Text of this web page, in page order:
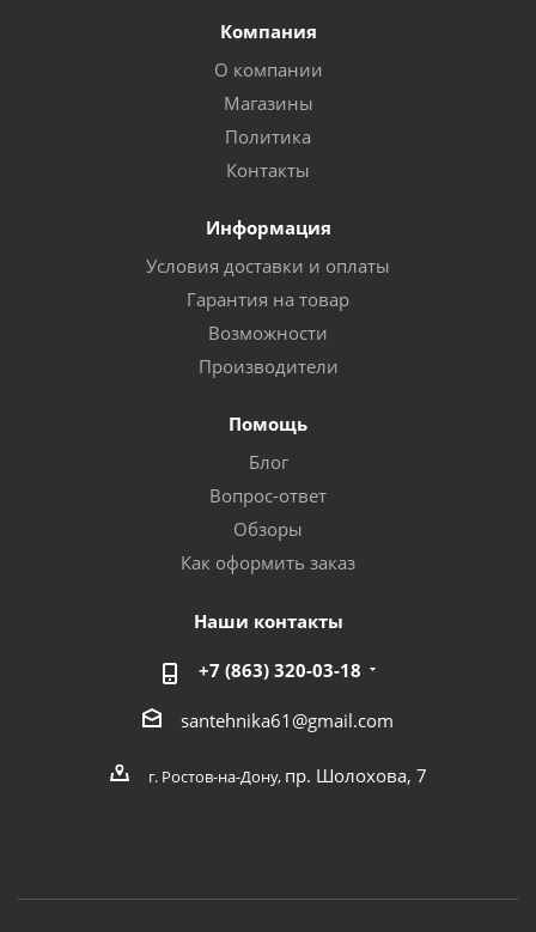
Компания
О компании
Магазины
Политика
Контакты
Информация
Условия доставки и оплаты
Гарантия на товар
Возможности
Производители
Помощь
Блог
Вопрос-ответ
Обзоры
Как оформить заказ
Наши контакты
+7 (863) 320-03-18
santehnika61@gmail.com
г. Ростов-на-Дону, пр. Шолохова, 7